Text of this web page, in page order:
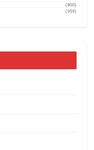
(800)
(959)